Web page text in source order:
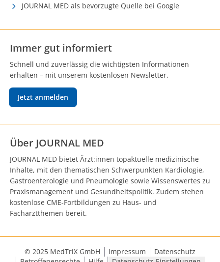
JOURNAL MED als bevorzugte Quelle bei Google
Immer gut informiert
Schnell und zuverlässig die wichtigsten Informationen
erhalten – mit unserem kostenlosen Newsletter.
Jetzt anmelden
Über JOURNAL MED
JOURNAL MED bietet Ärzt:innen topaktuelle medizinische
Inhalte, mit den thematischen Schwerpunkten Kardiologie,
Gastroenterologie und Pneumologie sowie Wissenswertes zu
Praxismanagement und Gesundheitspolitik. Zudem stehen
kostenlose CME-Fortbildungen zu Haus- und
Facharztthemen bereit.
© 2025 MedTriX GmbH Impressum
Datenschutz